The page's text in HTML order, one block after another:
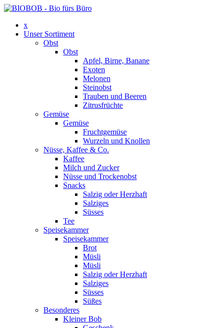
x
Unser Sortiment
Obst
Obst
Apfel, Birne, Banane
Exoten
Melonen
Steinobst
Trauben und Beeren
Zitrusfrüchte
Gemüse
Gemüse
Fruchtgemüse
Wurzeln und Knollen
Nüsse, Kaffee & Co.
Kaffee
Milch und Zucker
Nüsse und Trockenobst
Snacks
Salzig oder Herzhaft
Salziges
Süsses
Tee
Speisekammer
Speisekammer
Brot
Müsli
Müsli
Salzig oder Herzhaft
Salziges
Süsses
Süßes
Besonderes
Kleiner Bob